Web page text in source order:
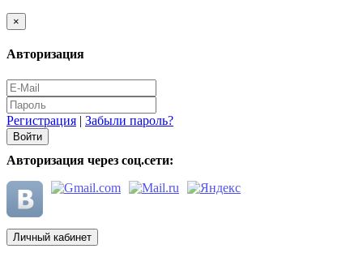
×
Авторизация
Регистрация | Забыли пароль?
Авторизация через соц.сети:
Личный кабинет